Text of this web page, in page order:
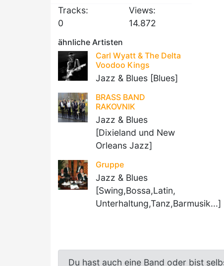
Tracks:
0
Views:
14.872
ähnliche Artisten
Carl Wyatt & The Delta
Voodoo Kings
Jazz & Blues [Blues]
BRASS BAND
RAKOVNIK
Jazz & Blues
[Dixieland und New
Orleans Jazz]
Gruppe
Jazz & Blues
[Swing,Bossa,Latin,
Unterhaltung,Tanz,Barmusik...]
Du hast auch eine Band oder bist